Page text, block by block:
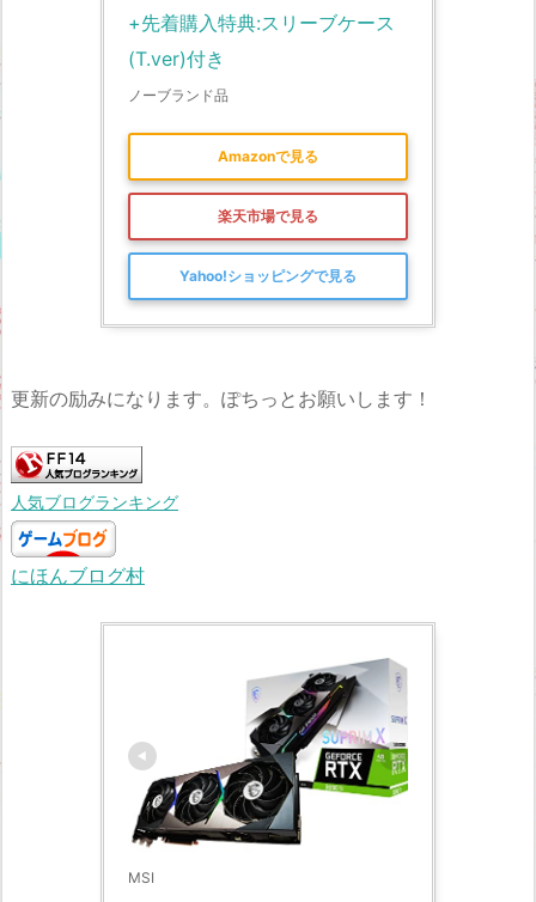
+先着購入特典:スリーブケース
(T.ver)付き
ノーブランド品
Amazonで見る
楽天市場で見る
Yahoo!ショッピングで見る
更新の励みになります。ぽちっとお願いします！
人気ブログランキング
にほんブログ村
MSI